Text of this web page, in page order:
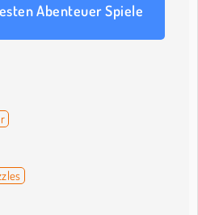
Abenteuer Spiele